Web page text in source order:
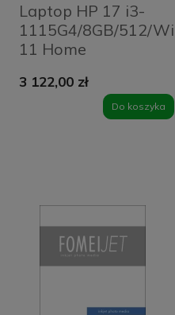
Laptop HP 17 i3-
1115G4/8GB/512/Win
11 Home
3 122,00 zł
Do koszyka